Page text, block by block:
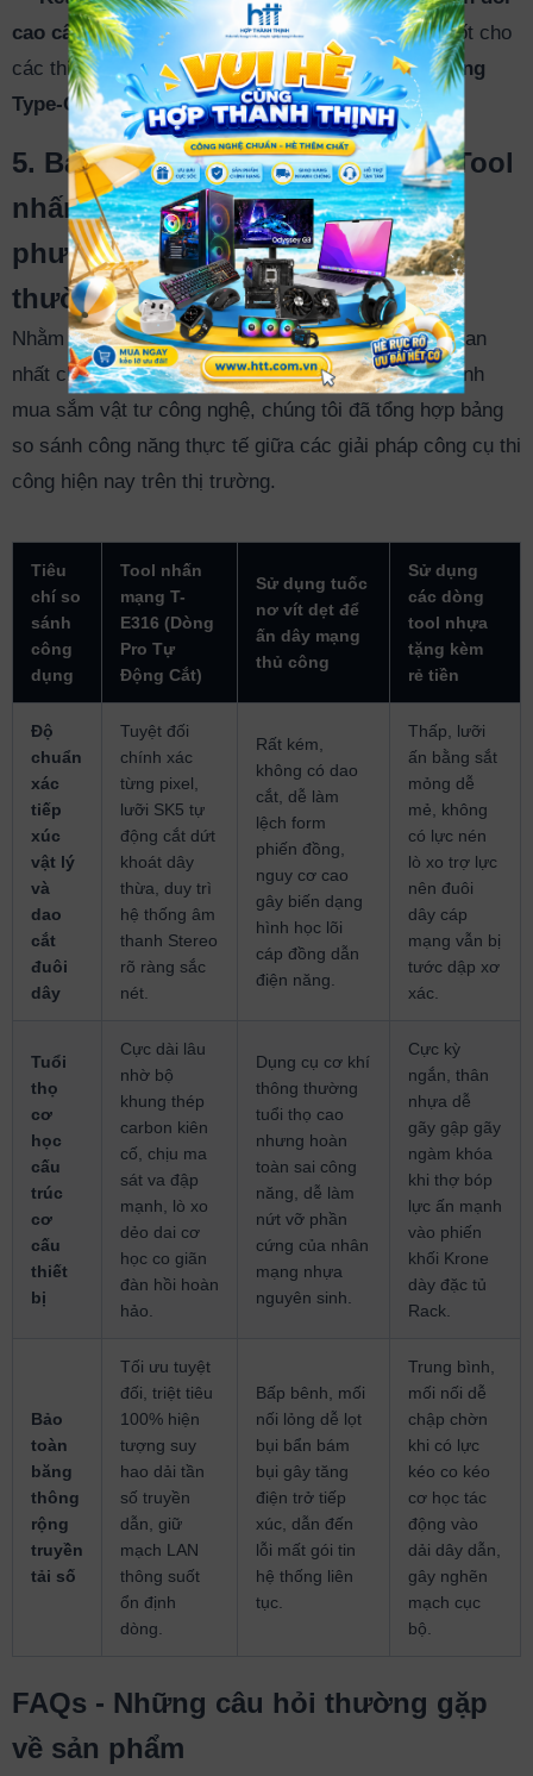
cao cấp của doanh nghiệp:Tạo liên kết thông suốt cho
các thiết bị ngoại vi qua dải phụ kiện như
Card mạng
Type-C có HUB 3 cổng USB-A 20cm T-F115.
5. Bảng so sánh công dụng của Tool
nhấn mạng 6P - 8P T-E316 và các
phương pháp gá mạch thông
thường
Nhằm mang lại cái nhìn kỹ thuật thực tế và trực quan
nhất cho quý khách hàng trước khi đưa ra quyết định
mua sắm vật tư công nghệ, chúng tôi đã tổng hợp bảng
so sánh công năng thực tế giữa các giải pháp công cụ thi
công hiện nay trên thị trường.
Tiêu
chí so
sánh
công
dụng
Tool nhấn
mạng T-
E316 (Dòng
Pro Tự
Động Cắt)
Sử dụng tuốc
nơ vít dẹt để
ấn dây mạng
thủ công
Sử dụng
các dòng
tool nhựa
tặng kèm
rẻ tiền
Độ
chuẩn
xác
tiếp
xúc
vật lý
và
dao
cắt
đuôi
dây
Tuyệt đối
chính xác
từng pixel,
lưỡi SK5 tự
động cắt dứt
khoát dây
thừa, duy trì
hệ thống âm
thanh Stereo
rõ ràng sắc
nét.
Rất kém,
không có dao
cắt, dễ làm
lệch form
phiến đồng,
nguy cơ cao
gây biến dạng
hình học lõi
cáp đồng dẫn
điện năng.
Thấp, lưỡi
ấn bằng sắt
mỏng dễ
mẻ, không
có lực nén
lò xo trợ lực
nên đuôi
dây cáp
mạng vẫn bị
tước dập xơ
xác.
Tuổi
thọ
cơ
học
cấu
trúc
cơ
cấu
thiết
bị
Cực dài lâu
nhờ bộ
khung thép
carbon kiên
cố, chịu ma
sát va đập
mạnh, lò xo
dẻo dai cơ
học co giãn
đàn hồi hoàn
hảo.
Dụng cụ cơ khí
thông thường
tuổi thọ cao
nhưng hoàn
toàn sai công
năng, dễ làm
nứt vỡ phần
cứng của nhân
mạng nhựa
nguyên sinh.
Cực kỳ
ngắn, thân
nhựa dễ
gãy gập gãy
ngàm khóa
khi thợ bóp
lực ấn mạnh
vào phiến
khối Krone
dày đặc tủ
Rack.
Bảo
toàn
băng
thông
rộng
truyền
tải số
Tối ưu tuyệt
đối, triệt tiêu
100% hiện
tượng suy
hao dải tần
số truyền
dẫn, giữ
mạch LAN
thông suốt
ổn định
dòng.
Bấp bênh, mối
nối lỏng dễ lọt
bụi bẩn bám
bụi gây tăng
điện trở tiếp
xúc, dẫn đến
lỗi mất gói tin
hệ thống liên
tục.
Trung bình,
mối nối dễ
chập chờn
khi có lực
kéo co kéo
cơ học tác
động vào
dải dây dẫn,
gây nghẽn
mạch cục
bộ.
FAQs - Những câu hỏi thường gặp
về sản phẩm